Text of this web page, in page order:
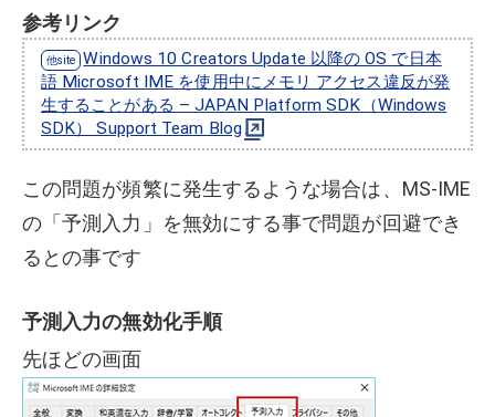
参考リンク
Windows 10 Creators Update 以降の OS で日本
語 Microsoft IME を使用中にメモリ アクセス違反が発
生することがある – JAPAN Platform SDK（Windows
SDK） Support Team Blog
この問題が頻繁に発生するような場合は、MS-IME
の「予測入力」を無効にする事で問題が回避でき
るとの事です
予測入力の無効化手順
先ほどの画面